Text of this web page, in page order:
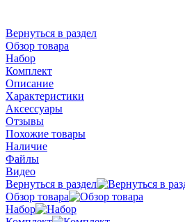
Вернуться в раздел
Обзор товара
Набор
Комплект
Описание
Характеристики
Аксессуары
Отзывы
Похожие товары
Наличие
Файлы
Видео
Вернуться в раздел
Обзор товара
Набор